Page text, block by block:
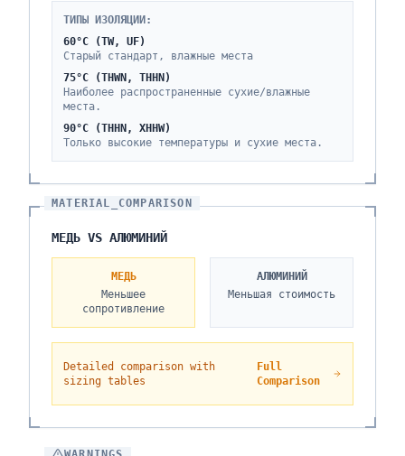
ТИПЫ ИЗОЛЯЦИИ:
60°C (TW, UF)
Старый стандарт, влажные места
75°C (THWN, THHN)
Наиболее распространенные сухие/влажные
места.
90°C (THHN, XHHW)
Только высокие температуры и сухие места.
MATERIAL_COMPARISON
МЕДЬ VS АЛЮМИНИЙ
МЕДЬ
Меньшее
сопротивление
АЛЮМИНИЙ
Меньшая стоимость
Detailed comparison with
sizing tables
Full
Comparison